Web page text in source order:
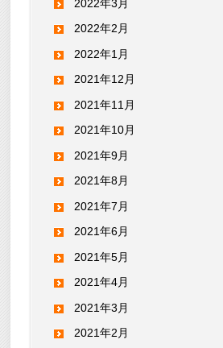
2022年3月
2022年2月
2022年1月
2021年12月
2021年11月
2021年10月
2021年9月
2021年8月
2021年7月
2021年6月
2021年5月
2021年4月
2021年3月
2021年2月